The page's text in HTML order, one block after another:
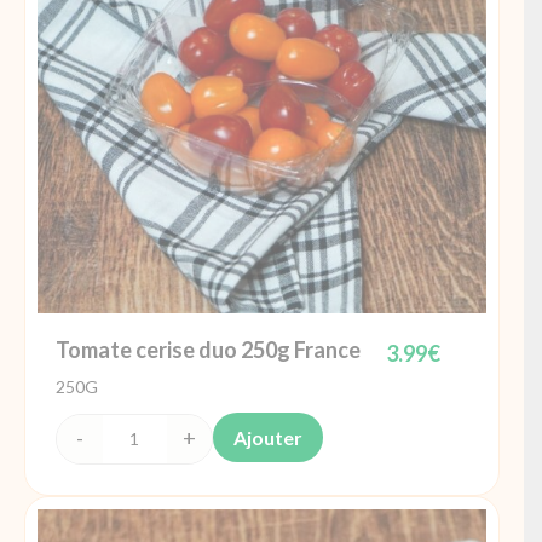
Tomate cerise duo 250g France 3.99€
250G
quantité
Tomate
Ajouter